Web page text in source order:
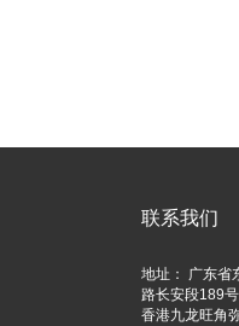
联系我们
地址： 广东省
路长安段189
香港九龙旺角